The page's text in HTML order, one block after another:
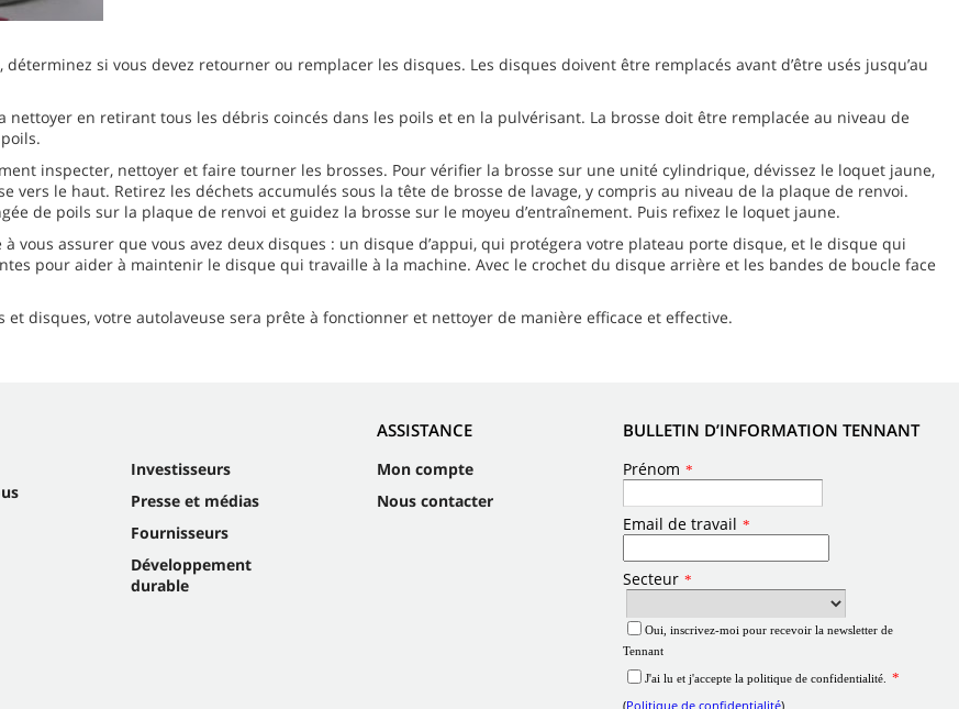
, déterminez si vous devez retourner ou remplacer les disques. Les disques doivent être remplacés avant d’être usés jusqu’au
nettoyer en retirant tous les débris coincés dans les poils et en la pulvérisant. La brosse doit être remplacée au niveau de
inspecter, nettoyer et faire tourner les brosses. Pour vérifier la brosse sur une unité cylindrique, dévissez le loquet jaune,
vers le haut. Retirez les déchets accumulés sous la tête de brosse de lavage, y compris au niveau de la plaque de renvoi.
de poils sur la plaque de renvoi et guidez la brosse sur le moyeu d’entraînement. Puis refixez le loquet jaune.
vous assurer que vous avez deux disques : un disque d’appui, qui protégera votre plateau porte disque, et le disque qui
pour aider à maintenir le disque qui travaille à la machine. Avec le crochet du disque arrière et les bandes de boucle face
disques, votre autolaveuse sera prête à fonctionner et nettoyer de manière efficace et effective.
Investisseurs
Presse et médias
Fournisseurs
Développement
durable
ASSISTANCE
Mon compte
Nous contacter
BULLETIN D’INFORMATION TENNANT